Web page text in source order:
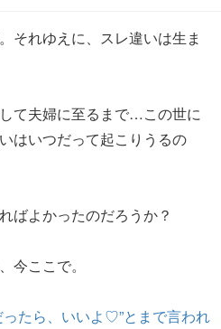
それゆえに、スレ違いは生ま
て夫婦に至るまで…この世に
はいつだって起こりうるの
ばよかったのだろうか？
今ここで。
ったら、いいよ♡”とまで言われ